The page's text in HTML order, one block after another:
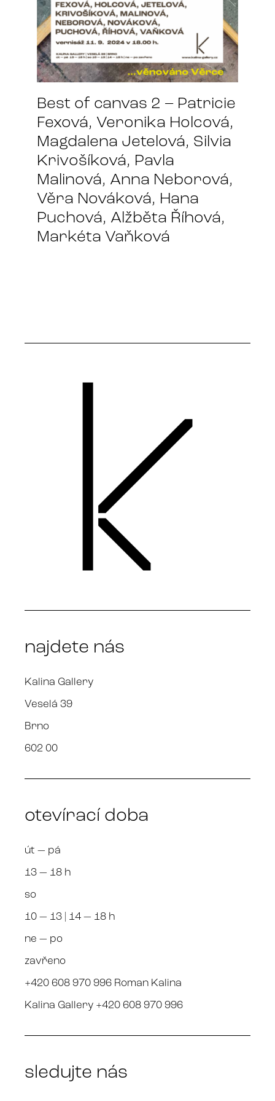
Best of canvas 2 – Patricie
Fexová, Veronika Holcová,
Magdalena Jetelová, Silvia
Krivošíková, Pavla
Malinová, Anna Neborová,
Věra Nováková, Hana
Puchová, Alžběta Říhová,
Markéta Vaňková
najdete nás
Kalina Gallery
Veselá 39
Brno
602 00
otevírací doba
út — pá
13 — 18 h
so
10 — 13 | 14 — 18 h
ne — po
zavřeno
+420 608 970 996 Roman Kalina
Kalina Gallery +420 608 970 996
sledujte nás